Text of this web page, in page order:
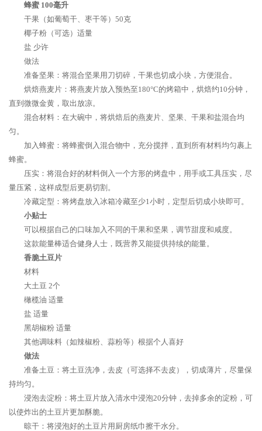
蜂蜜 100毫升
干果（如葡萄干、枣干等）50克
椰子粉（可选）适量
盐 少许
做法
准备坚果：将混合坚果用刀切碎，干果也切成小块，方便混合。
烘焙燕麦片：将燕麦片放入预热至180°C的烤箱中，烘焙约10分钟，
直到微微金黄，取出放凉。
混合材料：在大碗中，将烘焙后的燕麦片、坚果、干果和盐混合均
匀。
加入蜂蜜：将蜂蜜倒入混合物中，充分搅拌，直到所有材料均匀裹上
蜂蜜。
压实：将混合好的材料倒入一个方形的烤盘中，用手或工具压实，尽
量压紧，这样成型后更易切割。
冷藏定型：将烤盘放入冰箱冷藏至少1小时，定型后切成小块即可。
小贴士
可以根据自己的口味加入不同的干果和坚果，调节甜度和咸度。
这款能量棒适合健身人士，既营养又能提供持续的能量。
香脆土豆片
材料
大土豆 2个
橄榄油 适量
盐 适量
黑胡椒粉 适量
其他调味料（如辣椒粉、蒜粉等）根据个人喜好
做法
准备土豆：将土豆洗净，去皮（可选择不去皮），切成薄片，尽量保
持均匀。
浸泡去淀粉：将土豆片放入清水中浸泡20分钟，去掉多余的淀粉，可
以使炸出的土豆片更加酥脆。
晾干：将浸泡好的土豆片用厨房纸巾擦干水分。